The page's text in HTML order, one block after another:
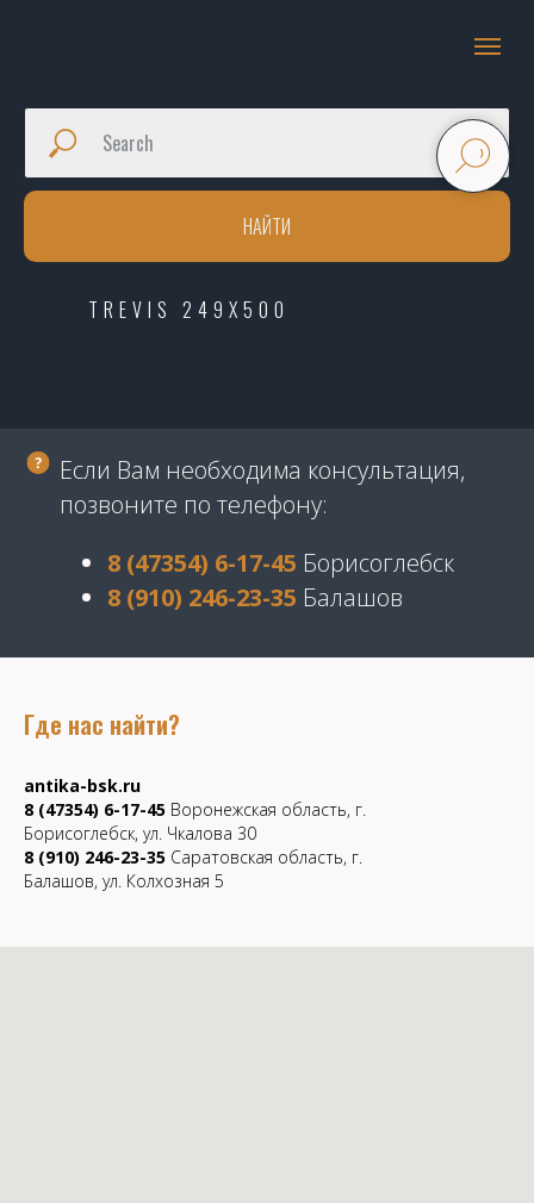
НАЙТИ
TREVIS 249X500
Если Вам необходима консультация,
позвоните по телефону:
8 (47354) 6-17-45 Борисоглебск
8 (910) 246-23-35 Балашов
Где нас найти?
antika-bsk.ru
8 (47354) 6-17-45 Воронежская область, г.
Борисоглебск, ул. Чкалова 30
8 (910) 246-23-35 Саратовская область, г.
Балашов, ул. Колхозная 5